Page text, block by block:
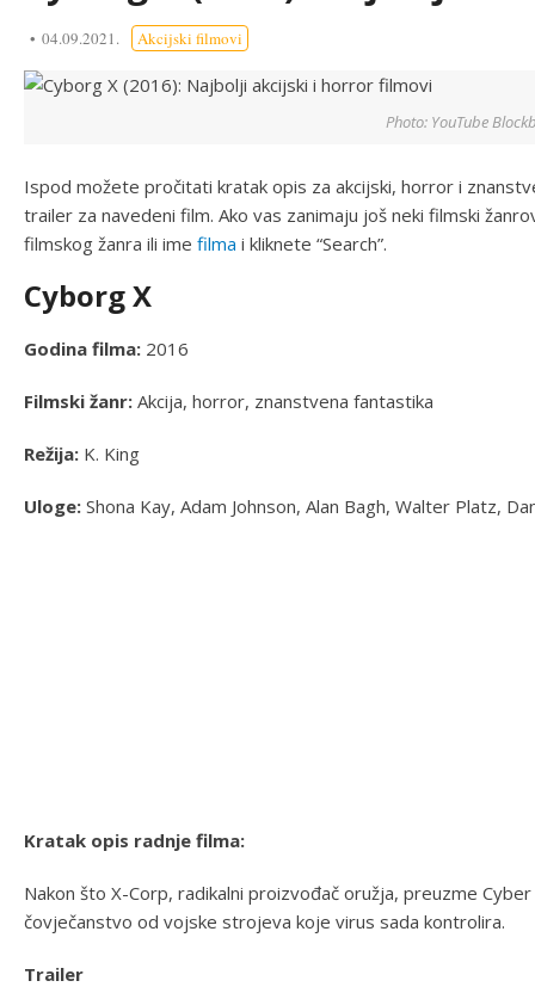
04.09.2021. Akcijski filmovi
Photo: YouTube
Ispod možete pročitati kratak opis za akcijski, horror i
trailer za navedeni film. Ako vas zanimaju još neki filmski
filmskog žanra ili ime filma i kliknete “Search”.
Cyborg X
Godina filma: 2016
Filmski žanr: Akcija, horror, znanstvena fantastika
Režija: K. King
Uloge: Shona Kay, Adam Johnson, Alan Bagh, Walter Platz,
Kratak opis radnje filma:
Nakon što X-Corp, radikalni proizvođač oružja, preuzme
čovječanstvo od vojske strojeva koje virus sada kontrolira.
Trailer